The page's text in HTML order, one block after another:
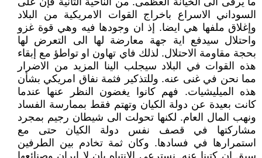
السوداني الاسراع باخراج القوات الامريكية من البلاد
وإغلاق ملفها هي ايضا. إذ ان وجودها فيه وهي قوة غزو
واحتلال سيدفع اية جهة معارضة لها الى التعرض لها
بحجة مقاومة الاحتلال. لذلك فاي تهاون او تواطؤ مع إبقاء
هذه القوات في البلاد سيجلب الينا المزيد من الاضرار
مما نحن في غنى عنه. وللتذكير فثمة نفاق امريكي بشأن
هذه الميليشيات. فهم كانوا يغضون النظر عنها عندما
كانت بعيدة عن دولة الكيان وتهتم فقط بممارسة الفساد
ونهب المال العام. لكنها تحولت الى شيطان رجيم بمجرد
مشاركتها في قصف نفس دولة الكيان حتى مع
استمرارها في فسادها. وكان ثمة تخادم بين الطرفين